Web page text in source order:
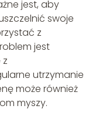
jest, aby
swoje
z
jest
utrzymanie
może również
myszy.